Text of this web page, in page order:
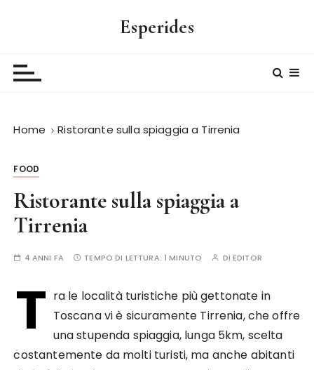
Esperides
Home Ristorante sulla spiaggia a Tirrenia
FOOD
Ristorante sulla spiaggia a
Tirrenia
4 ANNI FA TEMPO DI LETTURA:1 MINUTO DI EDITOR
T ra le località turistiche più gettonate in
Toscana vi è sicuramente Tirrenia, che offre
una stupenda spiaggia, lunga 5km, scelta
costantemente da molti turisti, ma anche abitanti